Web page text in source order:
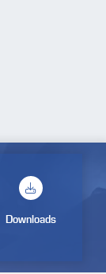
Downloads